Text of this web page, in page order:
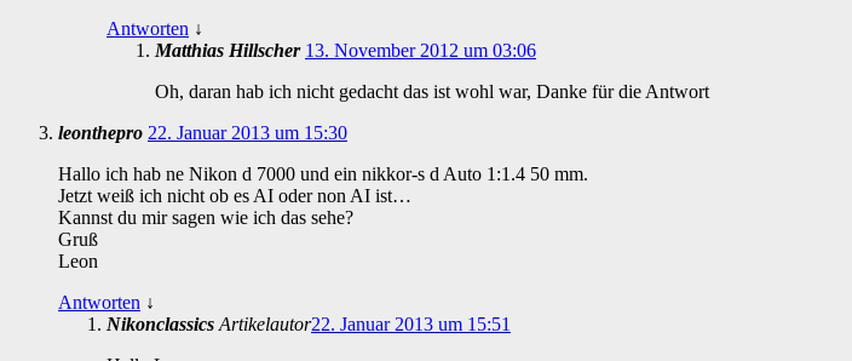
Antworten ↓
Matthias Hillscher 13. November 2012 um 03:06
Oh, daran hab ich nicht gedacht das ist wohl war, Danke für die Antwort
leonthepro 22. Januar 2013 um 15:30
Hallo ich hab ne Nikon d 7000 und ein nikkor-s d Auto 1:1.4 50 mm.
Jetzt weiß ich nicht ob es AI oder non AI ist…
Kannst du mir sagen wie ich das sehe?
Gruß
Leon
Antworten ↓
Nikonclassics Artikelautor22. Januar 2013 um 15:51